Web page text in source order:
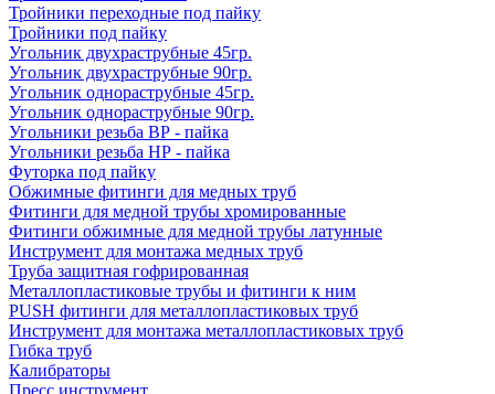
Тройники переходные под пайку
Тройники под пайку
Угольник двухраструбные 45гр.
Угольник двухраструбные 90гр.
Угольник однораструбные 45гр.
Угольник однораструбные 90гр.
Угольники резьба ВР - пайка
Угольники резьба НР - пайка
Футорка под пайку
Обжимные фитинги для медных труб
Фитинги для медной трубы хромированные
Фитинги обжимные для медной трубы латунные
Инструмент для монтажа медных труб
Труба защитная гофрированная
Металлопластиковые трубы и фитинги к ним
PUSH фитинги для металлопластиковых труб
Инструмент для монтажа металлопластиковых труб
Гибка труб
Калибраторы
Пресс инструмент